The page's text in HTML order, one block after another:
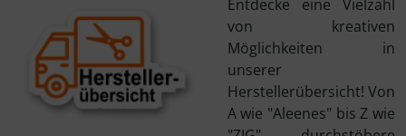
Springe zu den allgemeinen Informationen
Entdecke eine Vielzahl
von kreativen
Möglichkeiten in
unserer
Herstellerübersicht! Von
A wie "Aleenes" bis Z wie